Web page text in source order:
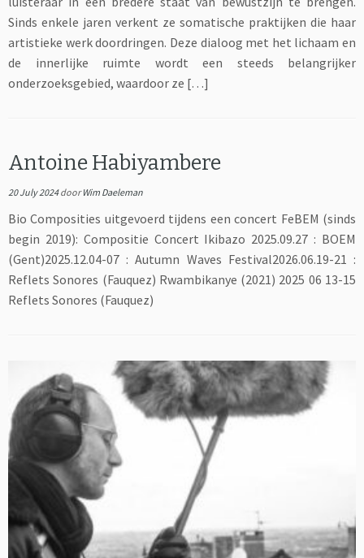
Sinds enkele jaren verkent ze somatische praktijken die haar
artistieke werk doordringen. Deze dialoog met het lichaam en
de innerlijke ruimte wordt een steeds belangrijker
onderzoeksgebied, waardoor ze […]
Antoine Habiyambere
20 July 2024 doorWim Daeleman
Bio Composities uitgevoerd tijdens een concert FeBEM (sinds
begin 2019): Compositie Concert Ikibazo 2025.09.27 : BOEM
(Gent)2025.12.04-07 : Autumn Waves Festival2026.06.19-21 :
Reflets Sonores (Fauquez) Rwambikanye (2021) 2025 06 13-15
Reflets Sonores (Fauquez)